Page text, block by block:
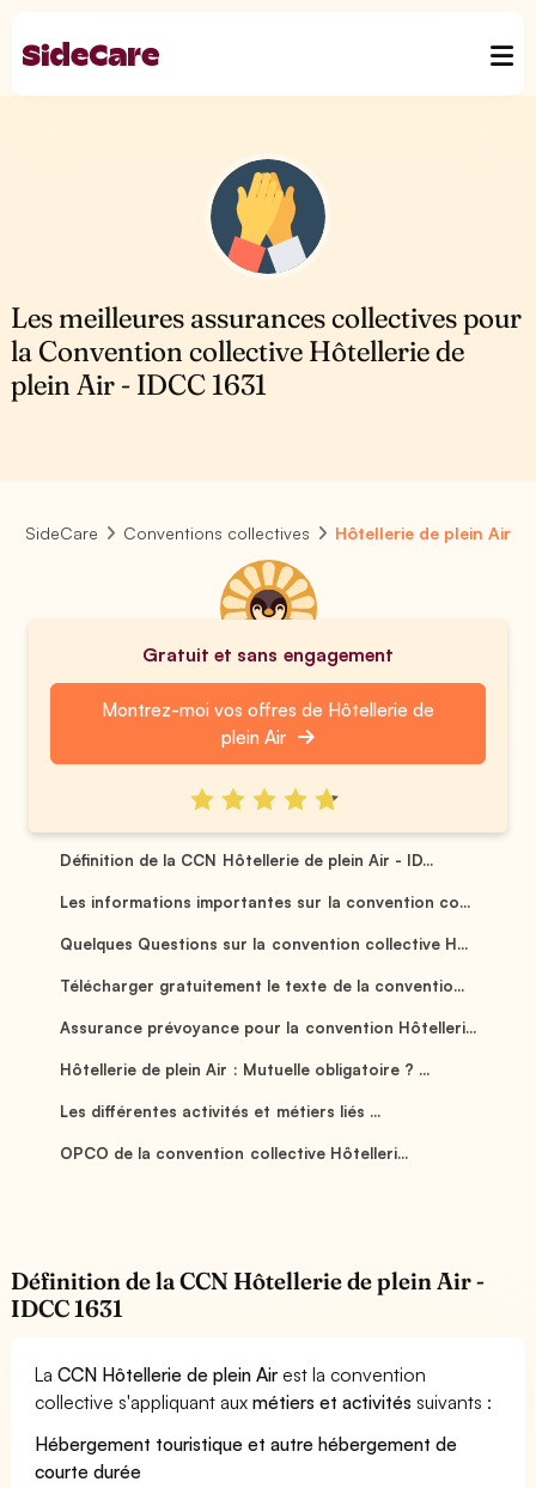
Les meilleures assurances collectives pour
la Convention collective Hôtellerie de
plein Air - IDCC 1631
SideCare Conventions collectives Hôtellerie de plein Air
Gratuit et sans engagement
Montrez-moi vos offres de Hôtellerie de
plein Air
Définition de la CCN Hôtellerie de plein Air - ID...
Les informations importantes sur la convention co...
Quelques Questions sur la convention collective H...
Télécharger gratuitement le texte de la conventio...
Assurance prévoyance pour la convention Hôtelleri...
Hôtellerie de plein Air : Mutuelle obligatoire ? ...
Les différentes activités et métiers liés ...
OPCO de la convention collective Hôtelleri...
Définition de la CCN Hôtellerie de plein Air -
IDCC 1631
LaCCN Hôtellerie de plein Air est la convention
collective s'appliquant auxmétiers et activités suivants :
Hébergement touristique et autre hébergement de
courte durée